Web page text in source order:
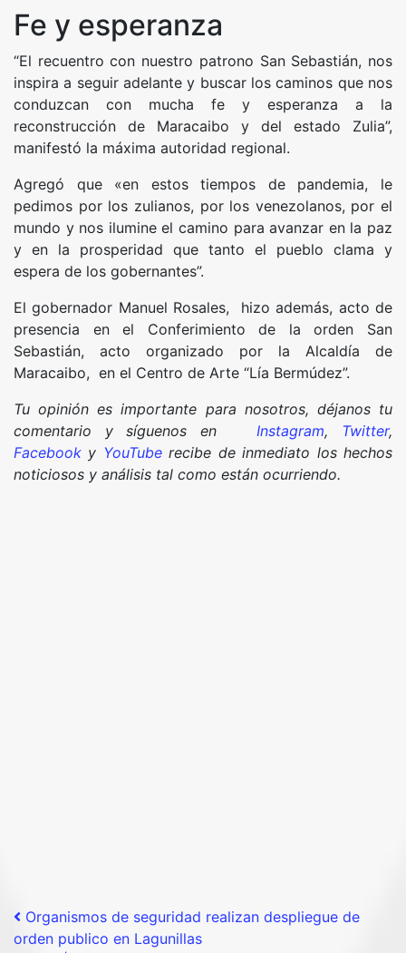
Fe y esperanza
“El recuentro con nuestro patrono San Sebastián, nos
inspira a seguir adelante y buscar los caminos que nos
conduzcan con mucha fe y esperanza a la
reconstrucción de Maracaibo y del estado Zulia”,
manifestó la máxima autoridad regional.
Agregó que «en estos tiempos de pandemia, le
pedimos por los zulianos, por los venezolanos, por el
mundo y nos ilumine el camino para avanzar en la paz
y en la prosperidad que tanto el pueblo clama y
espera de los gobernantes”.
El gobernador Manuel Rosales, hizo además, acto de
presencia en el Conferimiento de la orden San
Sebastián, acto organizado por la Alcaldía de
Maracaibo, en el Centro de Arte “Lía Bermúdez”.
Tu opinión es importante para nosotros, déjanos tu
comentario y síguenos en
Instagram, Twitter,
Facebook y YouTuberecibe de inmediato los hechos
noticiosos y análisis tal como están ocurriendo.
Post navigation
Organismos de seguridad realizan despliegue de
orden publico en Lagunillas